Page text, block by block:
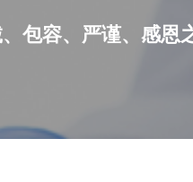
包容、严谨、感恩